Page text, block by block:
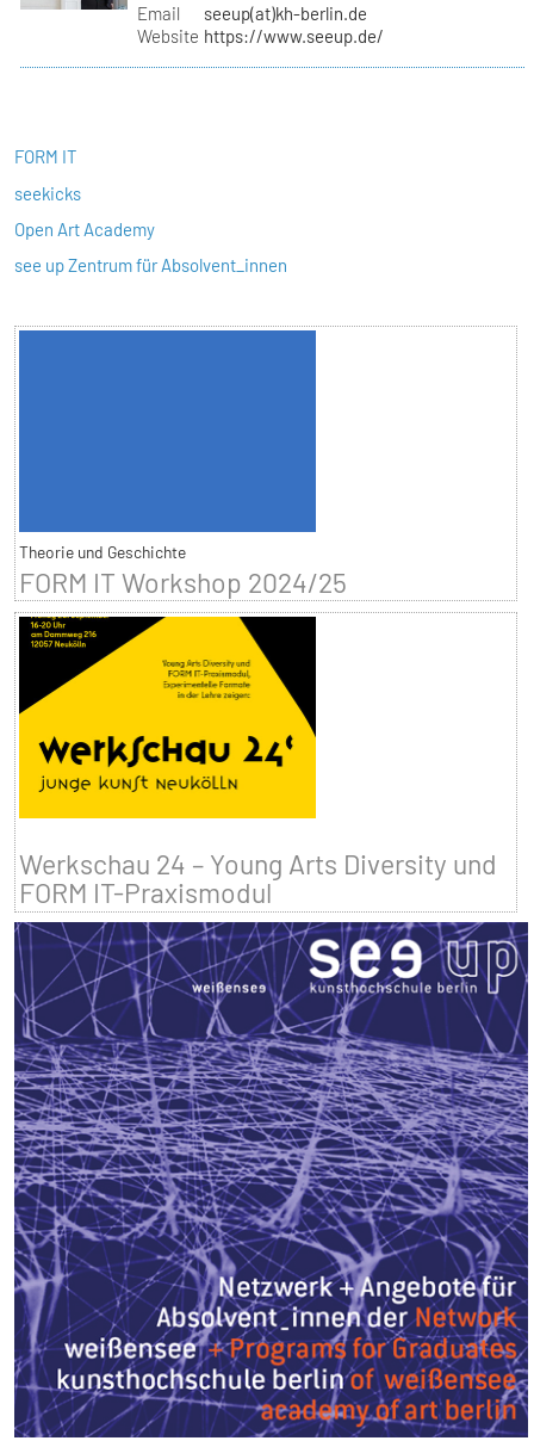
Email
seeup(at)kh-berlin.de
Website https://www.seeup.de/
FORM IT
seekicks
Open Art Academy
see up Zentrum für Absolvent_innen
Theorie und Geschichte
FORM IT Workshop 2024/25
Werkschau 24 – Young Arts Diversity und
FORM IT-Praxismodul